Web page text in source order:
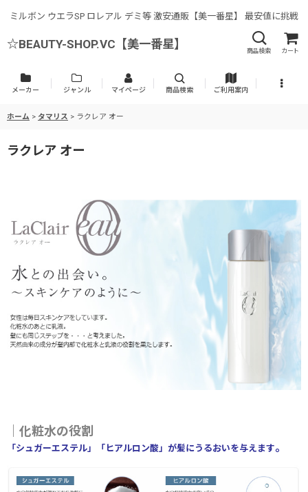
ミルボン ウエラSP ロレアル デミ等 激安通販【美一番星】 最安値に挑戦
☆BEAUTY-SHOP.VC【美一番星】
商品検索 カート
メーカー ジャンル マイページ 商品検索 ご利用案内
ホーム > タマリス > ラクレア オー
ラクレア オー
｜化粧水の役割
「シュガーエステル」「ヒアルロン酸」が髪にうるおいを与えます。